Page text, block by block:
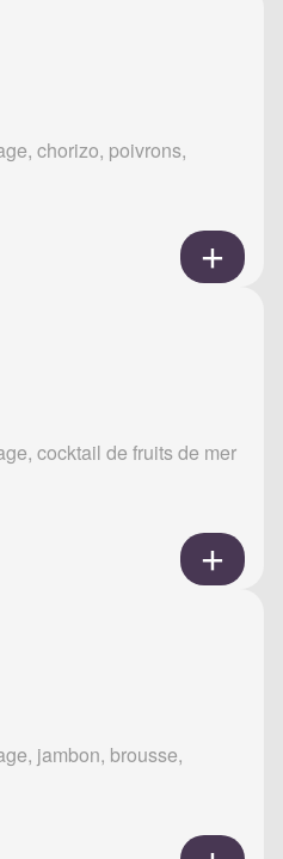
chorizo, poivrons,
cocktail de fruits de mer
jambon, brousse,